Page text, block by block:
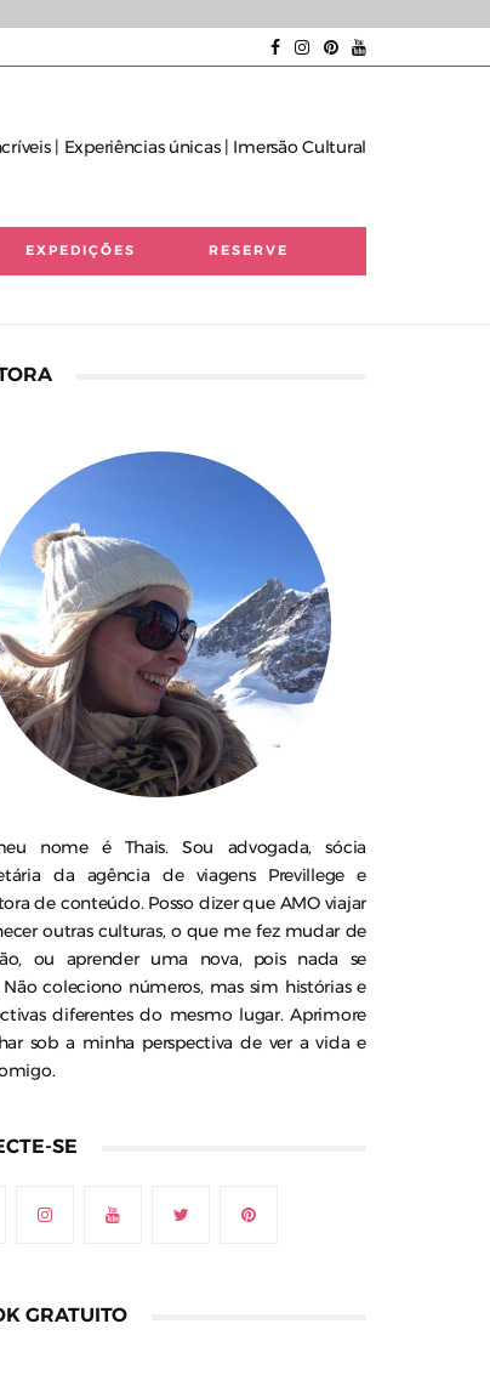
| Experiências únicas | Imersão Cultural
EXPEDIÇÕES RESERVE
nome é Thais. Sou advogada, sócia
da agência de viagens Previllege e
de conteúdo. Posso dizer que AMO viajar
outras culturas, o que me fez mudar de
ou aprender uma nova, pois nada se
Não coleciono números, mas sim histórias e
diferentes do mesmo lugar. Aprimore
sob a minha perspectiva de ver a vida e
SE
GRATUITO